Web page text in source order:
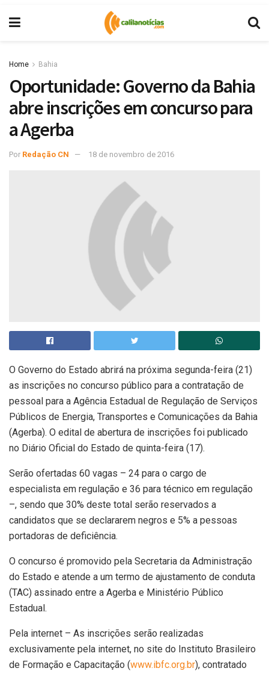
Home Bahia
Oportunidade: Governo da Bahia
abre inscrições em concurso para
a Agerba
Por Redação CN 18 de novembro de 2016
O Governo do Estado abrirá na próxima segunda-feira (21)
as inscrições no concurso público para a contratação de
pessoal para a Agência Estadual de Regulação de Serviços
Públicos de Energia, Transportes e Comunicações da Bahia
(Agerba). O edital de abertura de inscrições foi publicado
no Diário Oficial do Estado de quinta-feira (17).
Serão ofertadas 60 vagas – 24 para o cargo de
especialista em regulação e 36 para técnico em regulação
–, sendo que 30% deste total serão reservados a
candidatos que se declararem negros e 5% a pessoas
portadoras de deficiência.
O concurso é promovido pela Secretaria da Administração
do Estado e atende a um termo de ajustamento de conduta
(TAC) assinado entre a Agerba e Ministério Público
Estadual.
Pela internet – As inscrições serão realizadas
exclusivamente pela internet, no site do Instituto Brasileiro
de Formação e Capacitação (www.ibfc.org.br), contratado